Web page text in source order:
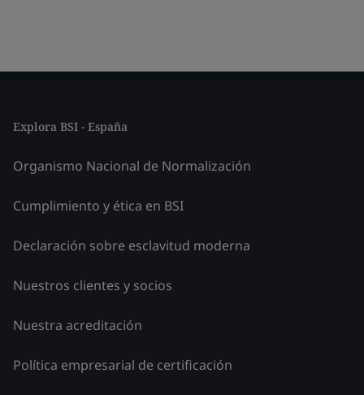
Explora BSI - España
Organismo Nacional de Normalización
Cumplimiento y ética en BSI
Declaración sobre esclavitud moderna
Nuestros clientes y socios
Nuestra acreditación
Política empresarial de certificación